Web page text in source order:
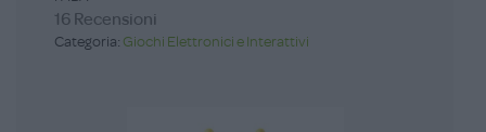
16 Recensioni
Categoria: Giochi Elettronici e Interattivi